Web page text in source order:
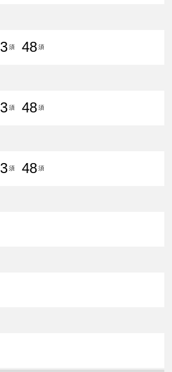
須
48須
須
48須
須
48須
分はつ 普通須ケ口いき
30分はつ 普通名鉄一宮いき